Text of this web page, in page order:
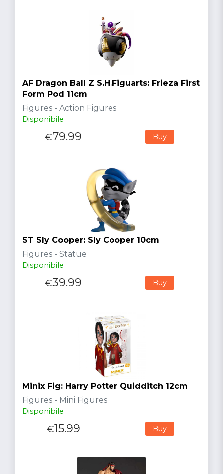
AF Dragon Ball Z S.H.Figuarts: Frieza First
Form Pod 11cm
Figures - Action Figures
Disponibile
€79.99 Buy
ST Sly Cooper: Sly Cooper 10cm
Figures - Statue
Disponibile
€39.99 Buy
Minix Fig: Harry Potter Quidditch 12cm
Figures - Mini Figures
Disponibile
€15.99 Buy